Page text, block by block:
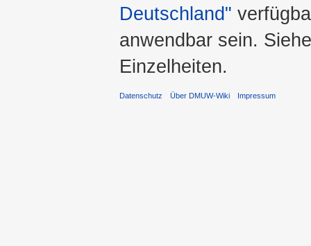
Deutschland"
anwendbar sein.
Einzelheiten.
Datenschutz Über DMUW-Wiki Impressum